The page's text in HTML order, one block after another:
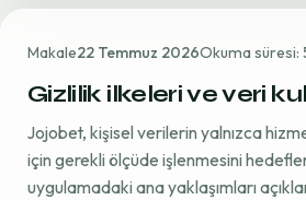
Makale22 Temmuz 2026Okuma süresi:
Gizlilik ilkeleri ve veri
Jojobet, kişisel verilerin yalnızca
için gerekli ölçüde işlenmesini
uygulamadaki ana yaklaşımları